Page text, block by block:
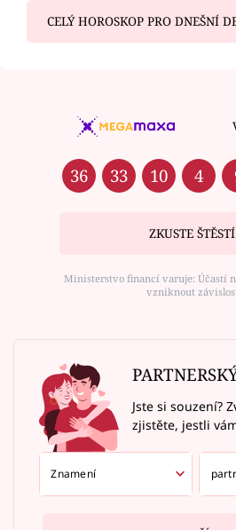
CELÝ HOROSKOP PRO DNEŠNÍ
36 33 10 4
ZKUSTE ŠTĚSTÍ
Ministerstvo financí varuje: Účastí
vzniknout
Jste si souzení?
zjistěte, jestli